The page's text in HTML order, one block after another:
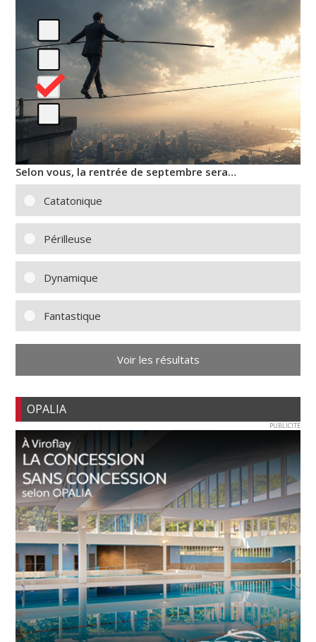
Selon vous, la rentrée de septembre sera…
Catatonique
Périlleuse
Dynamique
Fantastique
Voir les résultats
OPALIA
PUBLICITE